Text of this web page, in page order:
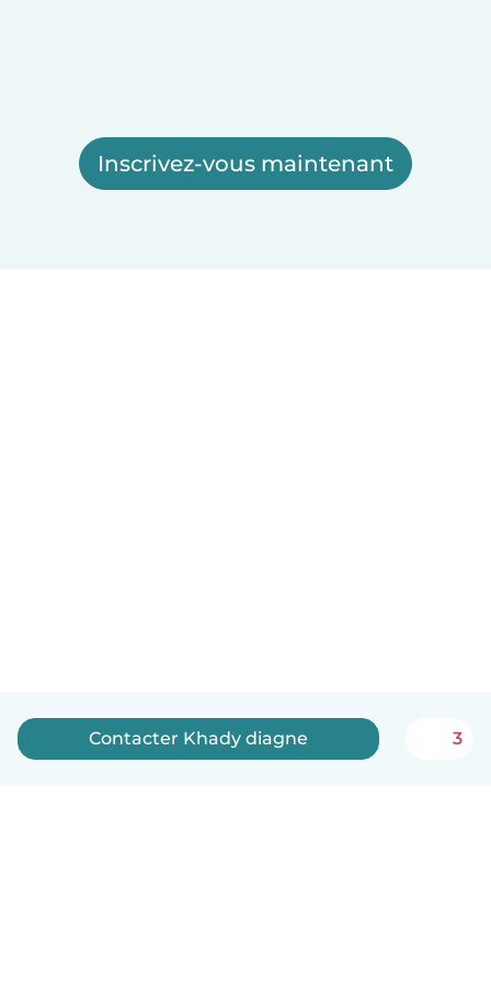
Inscrivez-vous maintenant
Contacter Khady diagne 3